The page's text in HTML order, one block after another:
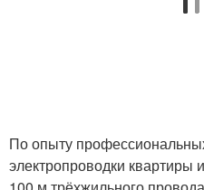
По опыту
электропроводки квартиры